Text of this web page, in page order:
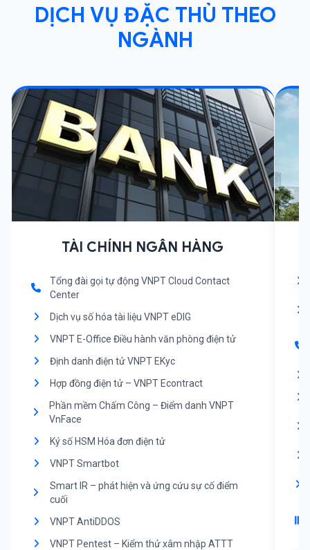
DỊCH VỤ ĐẶC THÙ THEO
NGÀNH
TÀI CHÍNH NGÂN HÀNG
Tổng đài gọi tự động VNPT Cloud Contact
Center
Dịch vụ số hóa tài liệu VNPT eDIG
VNPT E-Office Điều hành văn phòng điện tử
Định danh điện tử VNPT EKyc
Hợp đồng điện tử – VNPT Econtract
Phần mềm Chấm Công – Điểm danh VNPT
VnFace
Ký số HSM Hóa đơn điện tử
VNPT Smartbot
Smart IR – phát hiện và ứng cứu sự cố điểm
cuối
VNPT AntiDDOS
VNPT Pentest – Kiểm thử xâm nhập ATTT